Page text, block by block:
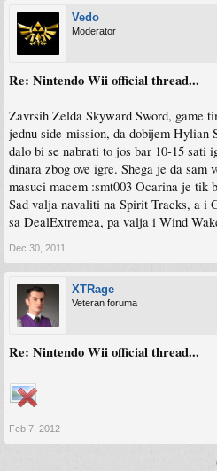
Vedo
Moderator
Re: Nintendo Wii official thread...
Zavrsih Zelda Skyward Sword, game
jednu side-mission, da dobijem Hylian
dalo bi se nabrati to jos bar 10-15 sati
dinara zbog ove igre. Shega je da sam
masuci macem :smt003 Ocarina je tik
Sad valja navaliti na Spirit Tracks, a i
sa DealExtremea, pa valja i Wind
Dec 30, 2011
XTRage
Veteran foruma
Re: Nintendo Wii official thread...
Feb 7, 2012